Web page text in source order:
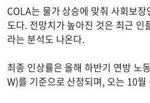
COLA는 물가 상승에 맞춰 사회보
도다. 전망치가 높아진 것은 최근 인
라는 분석도 나온다.
최종 인상률은 올해 하반기 연방 노
W)를 기준으로 산정되며, 오는 10월